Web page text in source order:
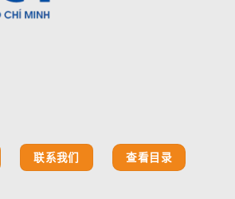
联系我们 查看目录